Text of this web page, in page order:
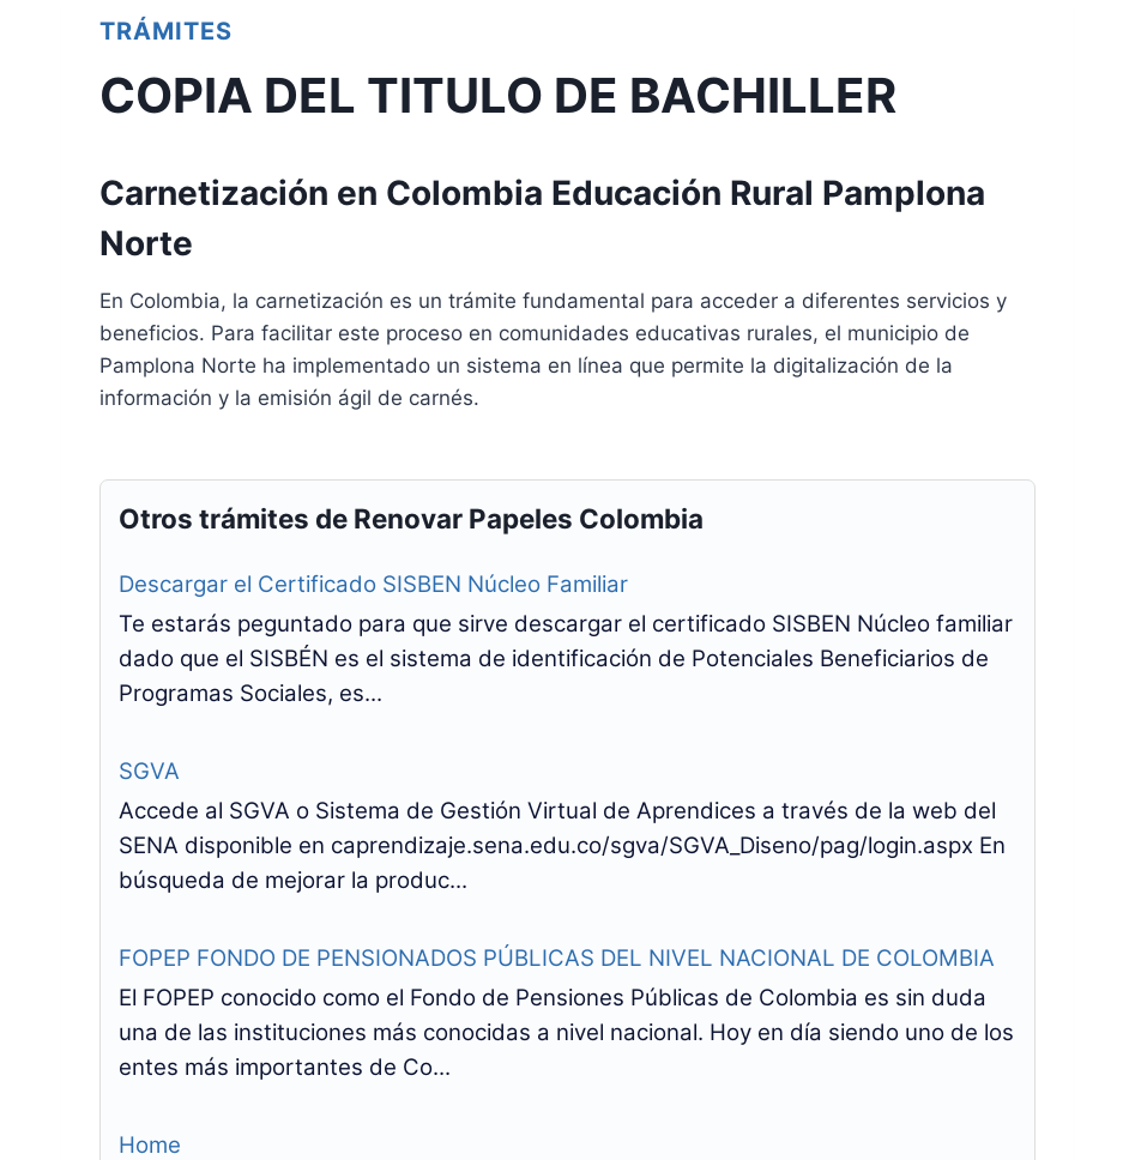
TRÁMITES
COPIA DEL TITULO DE BACHILLER
Carnetización en Colombia Educación Rural Pamplona
Norte
En Colombia, la carnetización es un trámite fundamental para acceder a diferentes servicios y
beneficios. Para facilitar este proceso en comunidades educativas rurales, el municipio de
Pamplona Norte ha implementado un sistema en línea que permite la digitalización de la
información y la emisión ágil de carnés.
Otros trámites de Renovar Papeles Colombia
Descargar el Certificado SISBEN Núcleo Familiar
Te estarás peguntado para que sirve descargar el certificado SISBEN Núcleo familiar
dado que el SISBÉN es el sistema de identificación de Potenciales Beneficiarios de
Programas Sociales, es...
SGVA
Accede al SGVA o Sistema de Gestión Virtual de Aprendices a través de la web del
SENA disponible en caprendizaje.sena.edu.co/sgva/SGVA_Diseno/pag/login.aspx En
búsqueda de mejorar la produc...
FOPEP FONDO DE PENSIONADOS PÚBLICAS DEL NIVEL NACIONAL DE COLOMBIA
El FOPEP conocido como el Fondo de Pensiones Públicas de Colombia es sin duda
una de las instituciones más conocidas a nivel nacional. Hoy en día siendo uno de los
entes más importantes de Co...
Home